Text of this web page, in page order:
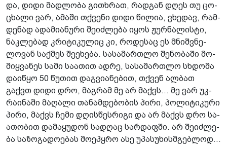
და, დიდი მად­ლო­ბა გი­თხრათ, რად­გან დღეს თუ ცო­
ცხა­ლი ვარ, ამა­ში თქვე­ნი დიდი წი­ლია, ვხე­დავ, რამ­
დე­ნად ადა­მი­ა­ნუ­რი შე­იძ­ლე­ბა იყოს ჟურ­ნა­ლის­ტი,
ნაკ­ლე­ბად კრი­ტი­კუ­ლიც კი, რო­დე­საც ეს მნიშ­ვნე­
ლო­ვან საქ­მეს შე­ე­ხე­ბა. სა­სა­მარ­თლო შე­ნო­ბა­ში მო­
მიყ­ვა­ნეს სამი სა­ა­თით ადრე, სა­სა­მარ­თლო სხდო­მა
და­ი­წყო 50 წუ­თით დაგ­ვი­ა­ნე­ბით, თქვენ ალ­ბათ
გაქვთ დიდი დრო, მაგ­რამ მე არ მაქვს... მე ვარ უკ­
რა­ი­ნა­ში მა­ღა­ლი თა­ნამ­დე­ბო­ბის პირი, პო­ლი­ტი­კუ­რი
პირი, მაქვს ჩემი დღის­წეს­რი­გი და არ მაქვს დრო სა­
ა­თო­ბით და­მა­ყუ­დონ სა­დღაც სარ­დაფ­ში. არ შე­იძ­ლე­
ბა სა­ზო­გა­დო­ე­ბას მო­ე­პყრო ასე უპა­სუ­ხის­მგებ­ლოდ...